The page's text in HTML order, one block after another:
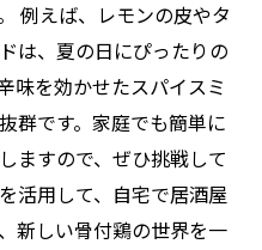
例えば、レモンの皮やタ
は、夏の日にぴったりの
味を効かせたスパイスミ
群です。家庭でも簡単に
ますので、ぜひ挑戦して
活用して、自宅で居酒屋
新しい骨付鶏の世界を一